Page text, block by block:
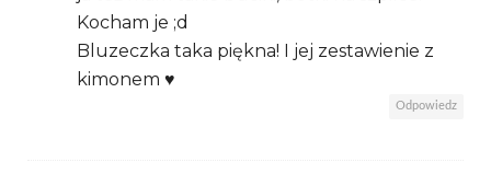
Kocham je ;d
Bluzeczka taka piękna! I jej zestawienie z
kimonem ♥
Odpowiedz